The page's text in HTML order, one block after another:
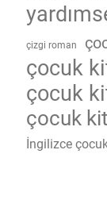
çizgi roman
çocuk
çocuk
çocuk
İngilizce